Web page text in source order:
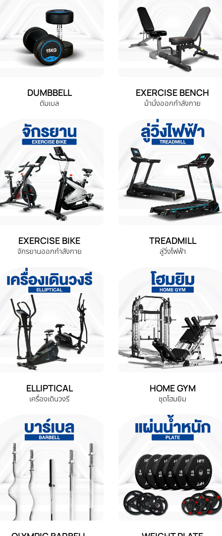
DUMBBELL
ดัมเบล
EXERCISE BENCH
ม้านั่งออกกำลังกาย
EXERCISE BIKE
จักรยานออกกำลังกาย
TREADMILL
ลู่วิ่งไฟฟ้า
ELLIPTICAL
เครื่องเดินวงรี
HOME GYM
ชุดโฮมยิม